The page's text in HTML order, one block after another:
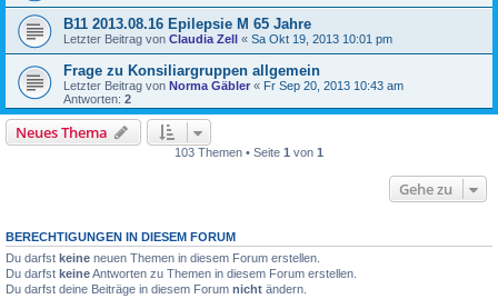
B11 2013.08.16 Epilepsie M 65 Jahre
Letzter Beitrag von Claudia Zell « Sa Okt 19, 2013 10:01 pm
Frage zu Konsiliargruppen allgemein
Letzter Beitrag von Norma Gäbler « Fr Sep 20, 2013 10:43 am
Antworten: 2
Neues Thema
103 Themen • Seite 1 von 1
Gehe zu
BERECHTIGUNGEN IN DIESEM FORUM
Du darfst keine neuen Themen in diesem Forum erstellen.
Du darfst keineAntworten zu Themen in diesem Forum erstellen.
Du darfst deine Beiträge in diesem Forum nicht ändern.